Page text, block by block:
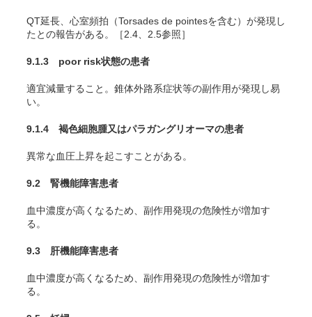
QT延長、心室頻拍（Torsades de pointesを含む）が発現し
たとの報告がある。［2.4、2.5参照］
9.1.3 poor risk状態の患者
適宜減量すること。錐体外路系症状等の副作用が発現し易
い。
9.1.4 褐色細胞腫又はパラガングリオーマの患者
異常な血圧上昇を起こすことがある。
9.2 腎機能障害患者
血中濃度が高くなるため、副作用発現の危険性が増加す
る。
9.3 肝機能障害患者
血中濃度が高くなるため、副作用発現の危険性が増加す
る。